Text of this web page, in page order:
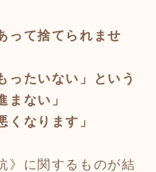
って捨てられませ
ったいない」という
まない」
くなります」
》に関するものが結